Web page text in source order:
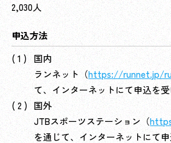
2,030人
申込方法
国内
ランネット（https://runnet.jp/
て、インターネットにて申込を
国外
JTBスポーツステーション（
を通じて、インターネットにて申